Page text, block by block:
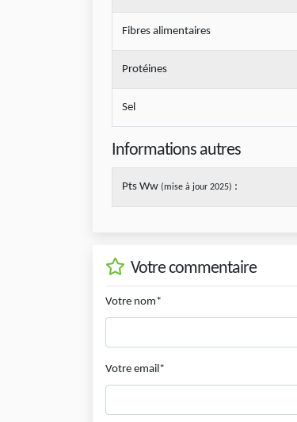
Fibres alimentaires
Protéines
Sel
Informations autres
Pts Ww (mise à jour 2025) :
Votre commentaire
Votre nom*
Votre email*